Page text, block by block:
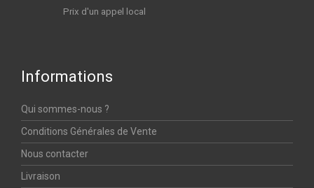
Prix d'un appel local
Informations
Qui sommes-nous ?
Conditions Générales de Vente
Nous contacter
Livraison